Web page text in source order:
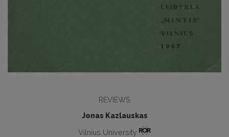
REVIEWS
Jonas Kazlauskas
Vilnius University